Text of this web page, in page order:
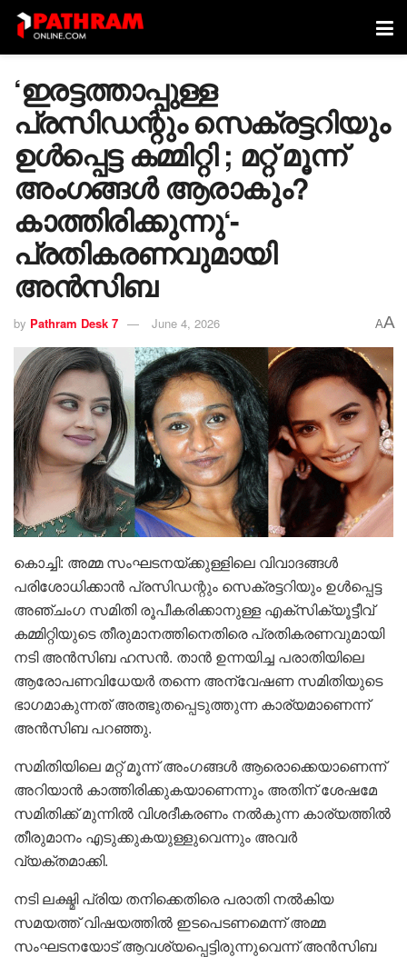
‘ഇരട്ടത്താപ്പുള്ള
പ്രസിഡന്റും സെക്രട്ടറിയും
ഉൾപ്പെട്ട കമ്മിറ്റി ; മറ്റ് മൂന്ന്
അംഗങ്ങൾ ആരാകും?
കാത്തിരിക്കുന്നു‘-
പ്രതികരണവുമായി
അൻസിബ
by Pathram Desk 7 June 4, 2026 AA
കൊച്ചി: അമ്മ സംഘടനയ്ക്കുള്ളിലെ വിവാദങ്ങൾ
പരിശോധിക്കാൻ പ്രസിഡന്റും സെക്രട്ടറിയും ഉൾപ്പെട്ട
അഞ്ചംഗ സമിതി രൂപീകരിക്കാനുള്ള എക്സിക്യൂട്ടീവ്
കമ്മിറ്റിയുടെ തീരുമാനത്തിനെതിരെ പ്രതികരണവുമായി
നടി അൻസിബ ഹസൻ. താൻ ഉന്നയിച്ച പരാതിയിലെ
ആരോപണവിധേയർ തന്നെ അന്വേഷണ സമിതിയുടെ
ഭാഗമാകുന്നത് അത്ഭുതപ്പെടുത്തുന്ന കാര്യമാണെന്ന്
അൻസിബ പറഞ്ഞു.
സമിതിയിലെ മറ്റ് മൂന്ന് അംഗങ്ങൾ ആരൊക്കെയാണെന്ന്
അറിയാൻ കാത്തിരിക്കുകയാണെന്നും അതിന് ശേഷമേ
സമിതിക്ക് മുന്നിൽ വിശദീകരണം നൽകുന്ന കാര്യത്തിൽ
തീരുമാനം എടുക്കുകയുള്ളുവെന്നും അവർ
വ്യക്തമാക്കി.
നടി ലക്ഷ്മി പ്രിയ തനിക്കെതിരെ പരാതി നൽകിയ
സമയത്ത് വിഷയത്തിൽ ഇടപെടണമെന്ന് അമ്മ
സംഘടനയോട് ആവശ്യപ്പെട്ടിരുന്നുവെന്ന് അൻസിബ